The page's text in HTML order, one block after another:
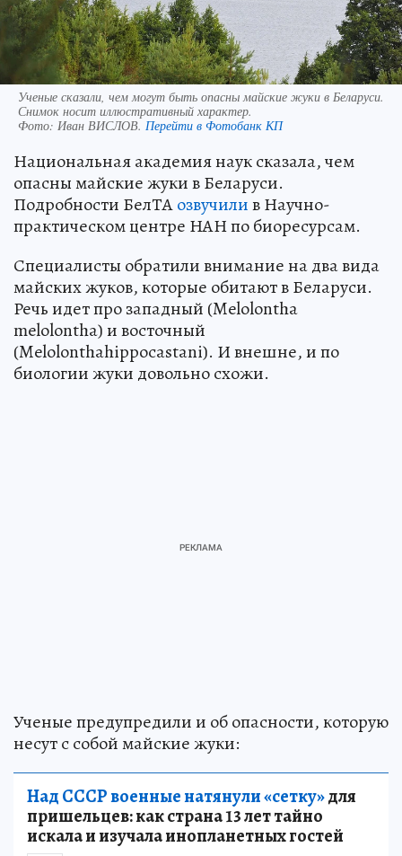
Ученые сказали, чем могут быть опасны майские жуки в Беларуси.
Снимок носит иллюстративный характер.
Фото: Иван ВИСЛОВ. Перейти в Фотобанк КП
Национальная академия наук сказала, чем
опасны майские жуки в Беларуси.
Подробности БелТАозвучилив Научно-
практическом центре НАН по биоресурсам.
Специалисты обратили внимание на два вида
майских жуков, которые обитают в Беларуси.
Речь идет про западный (Melolontha
melolontha) и восточный
(Melolonthahippocastani). И внешне, и по
биологии жуки довольно схожи.
Ученые предупредили и об опасности, которую
несут с собой майские жуки:
Над СССР военные натянули «сетку»для
пришельцев: как страна 13 лет тайно
искала и изучала инопланетных гостей